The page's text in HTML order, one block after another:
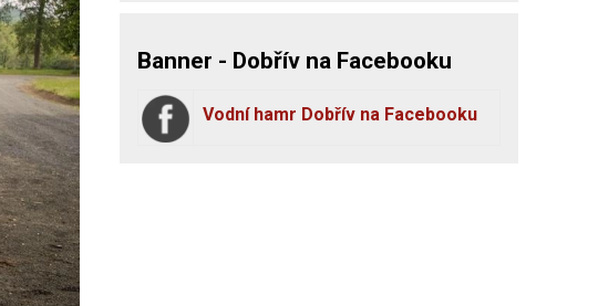
Banner - Dobřív na Facebooku
Vodní hamr Dobřív na Facebooku